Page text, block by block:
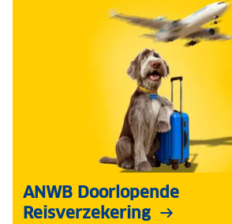
ANWB Doorlopende
Reisverzekering